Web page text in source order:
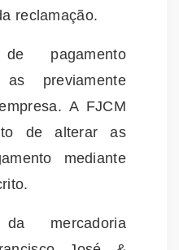
reclamação.
pagamento
previamente
A FJCM
de alterar as
mediante
mercadoria